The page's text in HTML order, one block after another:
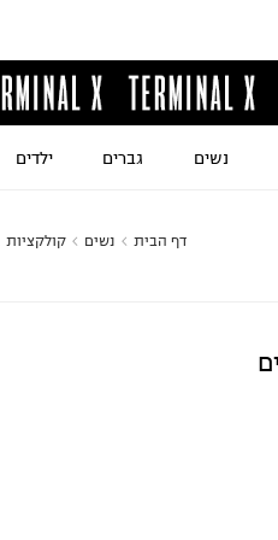
נשים גברים ילדים
דף הבית נשים קולקציות